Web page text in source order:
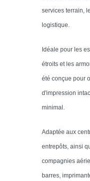
services terrain,
logistique.
Idéale pour les
étroits et les
été conçue pour
d'impression
minimal.
Adaptée aux
entrepôts, ainsi
compagnies
barres,